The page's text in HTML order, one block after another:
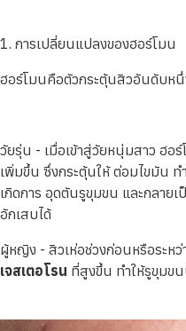
1. การเปลี่ยนแปลงของฮอร์โมน
ฮอร์โมนคือตัวกระตุ้นสิวอันดับหนึ่
วัยรุ่น - เมื่อเข้าสู่วัยหนุ่มสาว ฮอร์
เพิ่มขึ้น ซึ่งกระตุ้นให้ ต่อมไขมัน
เกิดการ อุดตันรูขุมขน และกลาย
อักเสบได้
ผู้หญิง - สิวเห่อช่วงก่อนหรือระหว่
เจสเตอโรน ที่สูงขึ้น ทำให้รูขุมขน